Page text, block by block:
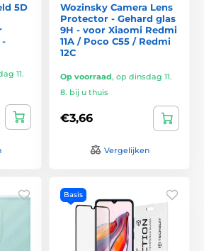
5D
-
11.
Wozinsky Camera Lens
Protector - Gehard glas
9H - voor Xiaomi Redmi
11A / Poco C55 / Redmi
12C
Op voorraad, op dinsdag 11.
8. bij u thuis
€3,66
Vergelijken
Basis